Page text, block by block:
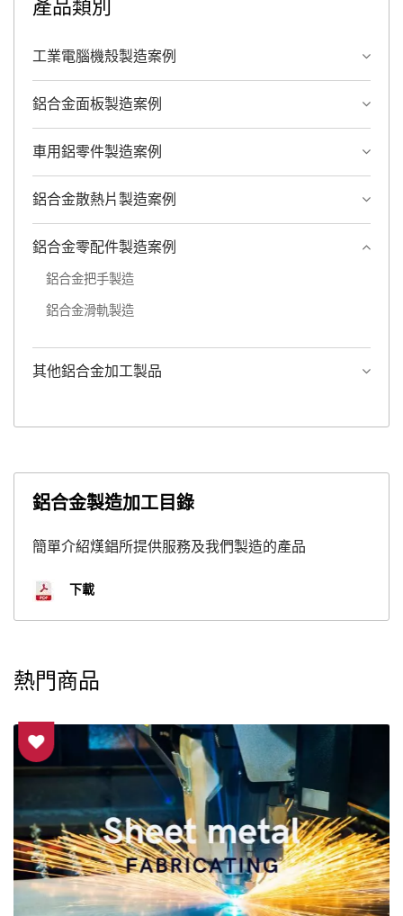
工業電腦機殼製造案例
鋁合金面板製造案例
車用鋁零件製造案例
鋁合金散熱片製造案例
鋁合金零配件製造案例
鋁合金把手製造
鋁合金滑軌製造
其他鋁合金加工製品
鋁合金製造加工目錄
簡單介紹熯錩所提供服務及我們製造的產品
下載
熱門商品